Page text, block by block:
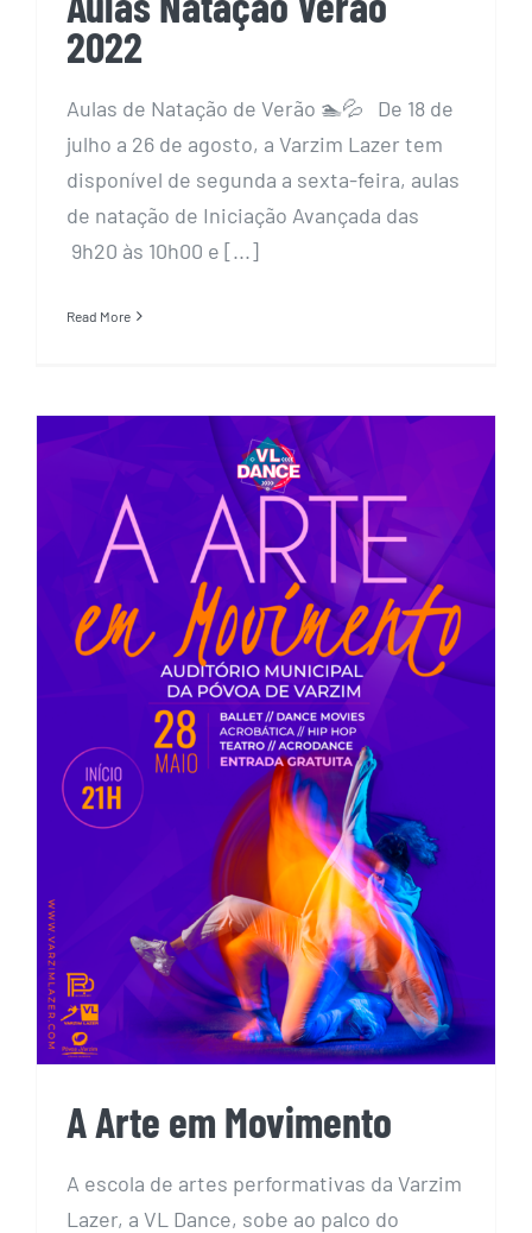
2022
Aulas de Natação de Verão 🏊💦 De 18 de
julho a 26 de agosto, a Varzim Lazer tem
disponível de segunda a sexta-feira, aulas
de natação de Iniciação Avançada das
9h20 às 10h00 e [...]
Read More
A Arte em Movimento
A Arte em Movimento
A escola de artes performativas da Varzim
Lazer, a VL Dance, sobe ao palco do